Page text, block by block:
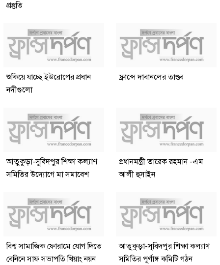
প্রস্তুতি
শুকিয়ে যাচ্ছে ইউরোপের প্রধান
নদীগুলো
ফ্রান্সে দাবানলের তাণ্ডব
আতুকুড়া-সুবিদপুর শিক্ষা কল্যাণ
সমিতির উদ্যোগে মা সমাবেশ
প্রধানমন্ত্রী তারেক রহমান -এম
আলী হুসাইন
বিশ্ব সামাজিক ফোরামে যোগ দিতে
বেনিনে সাফ সভাপতি খিয়াং নয়ন
আতুকুড়া-সুবিদপুর শিক্ষা কল্যাণ
সমিতির পূর্ণাঙ্গ কমিটি গঠন